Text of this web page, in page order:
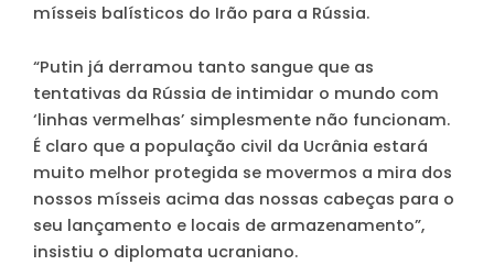
mísseis balísticos do Irão para a Rússia.
“Putin já derramou tanto sangue que as
tentativas da Rússia de intimidar o mundo com
‘linhas vermelhas’ simplesmente não funcionam.
É claro que a população civil da Ucrânia estará
muito melhor protegida se movermos a mira dos
nossos mísseis acima das nossas cabeças para o
seu lançamento e locais de armazenamento”,
insistiu o diplomata ucraniano.